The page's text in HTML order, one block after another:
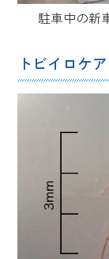
駐車中の新
トビイロケア